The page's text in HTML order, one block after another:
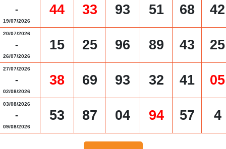
-
19/07/2026
44 33 93 51 68 42
20/07/2026
-
26/07/2026
15 25 96 89 43 25
27/07/2026
-
02/08/2026
38 69 93 32 41 05
03/08/2026
-
09/08/2026
53 87 04 94 57 4